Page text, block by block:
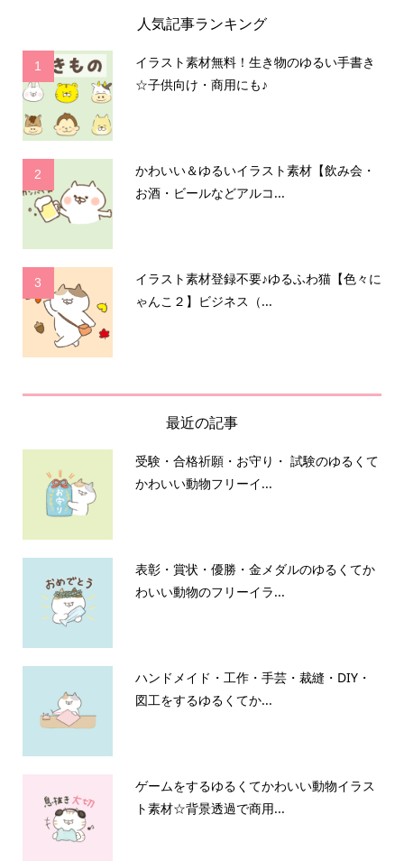
人気記事ランキング
1
イラスト素材無料！生き物のゆるい手書き
☆子供向け・商用にも♪
2
かわいい＆ゆるいイラスト素材【飲み会・
お酒・ビールなどアルコ...
3
イラスト素材登録不要♪ゆるふわ猫【色々に
ゃんこ２】ビジネス（...
最近の記事
受験・合格祈願・お守り・ 試験のゆるくて
かわいい動物フリーイ...
表彰・賞状・優勝・金メダルのゆるくてか
わいい動物のフリーイラ...
ハンドメイド・工作・手芸・裁縫・DIY・
図工をするゆるくてか...
ゲームをするゆるくてかわいい動物イラス
ト素材☆背景透過で商用...